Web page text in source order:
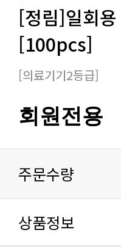
[정림]일회
[100pcs]
[의료기기2등급]
회원전용
주문수량
상품정보